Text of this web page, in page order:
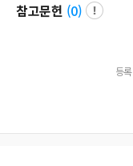
참고문헌 (0)
등